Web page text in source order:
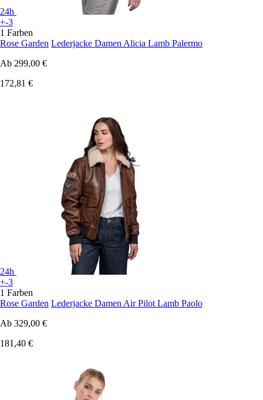
24h
+-3
1 Farben
Rose Garden Lederjacke Damen Alicia Lamb Palermo
Ab 299,00 €
172,81 €
24h
+-3
1 Farben
Rose Garden Lederjacke Damen Air Pilot Lamb Paolo
Ab 329,00 €
181,40 €